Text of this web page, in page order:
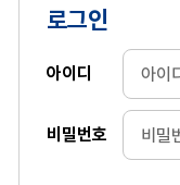
로그인
아이디
비밀번호